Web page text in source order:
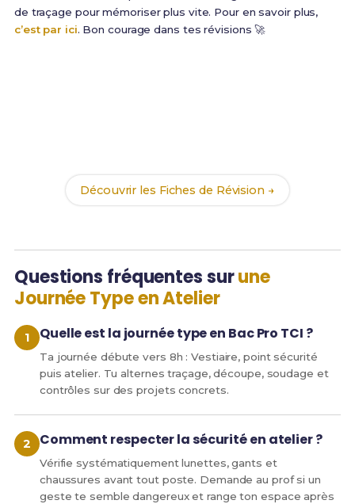
de traçage pour mémoriser plus vite. Pour en savoir plus,
c’est par ici. Bon courage dans tes révisions 🚀
Découvrir les Fiches de Révision →
Questions fréquentes surune
Journée Type en Atelier
Quelle est la journée type en Bac Pro TCI ?
Ta journée débute vers 8h : Vestiaire, point sécurité
puis atelier. Tu alternes traçage, découpe, soudage et
contrôles sur des projets concrets.
Comment respecter la sécurité en atelier ?
Vérifie systématiquement lunettes, gants et
chaussures avant tout poste. Demande au prof si un
geste te semble dangereux et range ton espace après